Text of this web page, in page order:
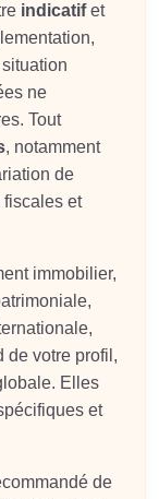
indicatifet
ne
Tout
, notamment
de
fiscales et
immobilier,
de votre profil,
Elles
et
de